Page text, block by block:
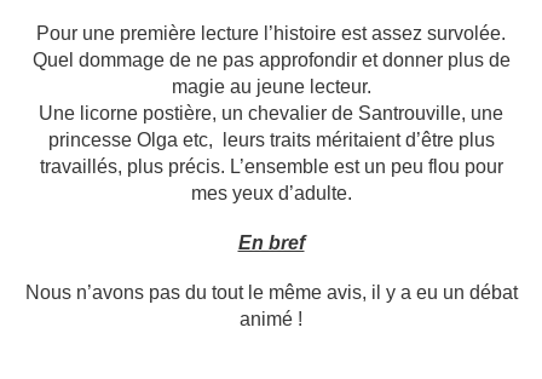
Pour une première lecture l’histoire est assez survolée.
Quel dommage de ne pas approfondir et donner plus de
magie au jeune lecteur.
Une licorne postière, un chevalier de Santrouville, une
princesse Olga etc, leurs traits méritaient d’être plus
travaillés, plus précis. L’ensemble est un peu flou pour
mes yeux d’adulte.
En bref
Nous n’avons pas du tout le même avis, il y a eu un débat
animé !